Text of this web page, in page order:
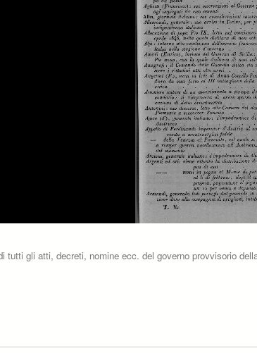
tutti gli atti, decreti, nomine ecc. del governo provvisorio